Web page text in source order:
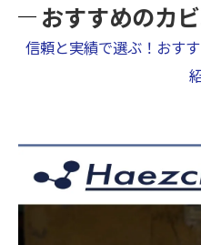
おすすめのカ
信頼と実績で選ぶ！おす